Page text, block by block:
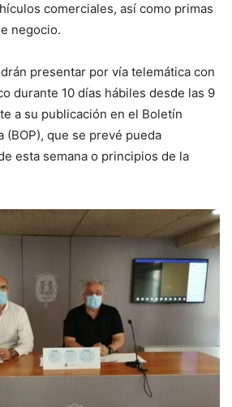
comerciales, así como primas
negocio.
presentar por vía telemática con
durante 10 días hábiles desde las 9
a su publicación en el Boletín
(BOP), que se prevé pueda
esta semana o principios de la